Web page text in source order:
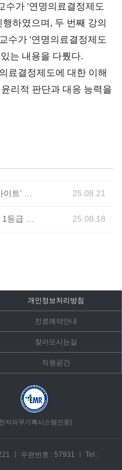
수가 '연명의료결정제도
하였으며, 두 번째 강의
수가 '연명의료결정제도
는 내용을 다뤘다.
료결정제도에 대한 이해
리적 판단과 대응 능력을
25.08.21
25.08.18
개인정보처리방침
진료예약안내
찾아오시는길
직원공간
자의무기록시스템인증]
ㅣ 우편번호 : 57931 ㅣ
Tel :